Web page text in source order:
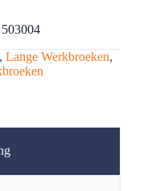
, Lange Werkbroeken,